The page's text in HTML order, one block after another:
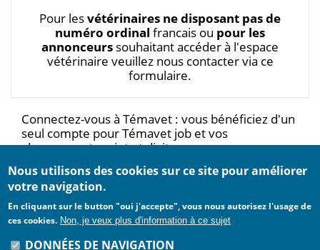
Pour lesvétérinaires ne disposant pas de
numéro ordinal francais ou pour les
annonceurs souhaitant accéder à l'espace
vétérinaire veuillez nous contacter via ce
formulaire.
Connectez-vous à Témavet : vous bénéficiez d'un
seul compte pour Témavet job et vos
abonnements print et digitaux
Nous utilisons des cookies sur ce site pour améliorer
votre navigation.
En cliquant sur le button "oui j'accepte", vous nous autorisez l'usage de
ces cookies. Non, je veux plus d'information à ce sujet
DONNÉES DE NAVIGATION